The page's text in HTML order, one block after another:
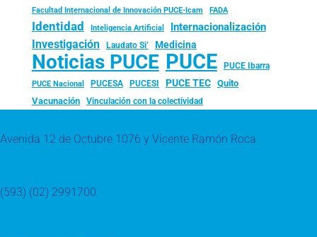
Facultad Internacional de Innovación PUCE-Icam FADA
Identidad Inteligencia Artificial Internacionalización
Investigación Laudato Si’ Medicina
Noticias PUCE PUCE PUCE Ibarra
PUCE Nacional PUCESA PUCESI PUCE TEC
Quito
Vacunación
Vinculación con la colectividad
Avenida 12 de Octubre 1076 y Vicente Ramón Roca
(593) (02) 2991700